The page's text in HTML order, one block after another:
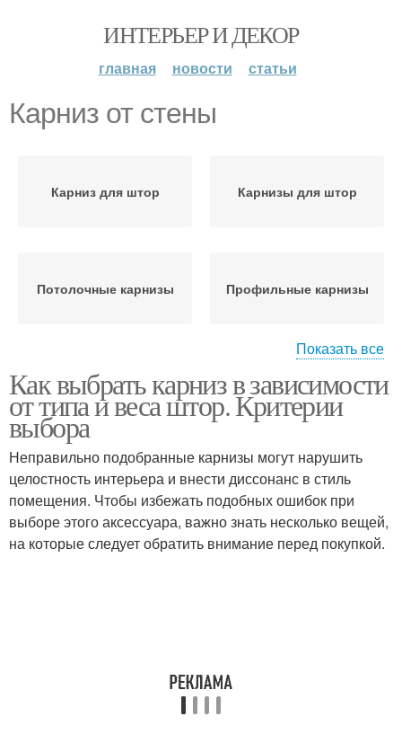
ИНТЕРЬЕР И ДЕКОР
главная новости статьи
Карниз от стены
Карниз для штор Карнизы для штор
Потолочные карнизы Профильные карнизы
Карнизы с круглой
штангой-держателем
Струнные карнизы
Кованые карнизы
Карнизы с подъёмными
и
Показать все
Как выбрать карниз в зависимости
от типа и веса штор. Критерии
выбора
Неправильно подобранные карнизы могут нарушить
целостность интерьера и внести диссонанс в стиль
помещения. Чтобы избежать подобных ошибок при
выборе этого аксессуара, важно знать несколько вещей,
на которые следует обратить внимание перед покупкой.